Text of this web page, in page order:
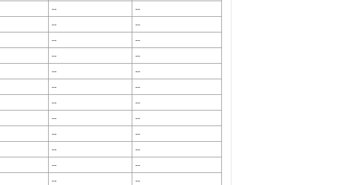
--
--
--
--
--
--
--
--
--
--
--
--
--
--
--
--
--
--
--
--
--
--
--
--